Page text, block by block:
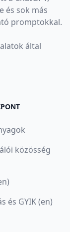
és sok más
promptokkal.
által
közösség
és GYIK (en)